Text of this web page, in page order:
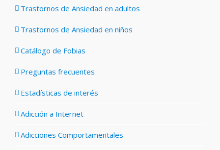
Trastornos de Ansiedad en adultos
Trastornos de Ansiedad en niños
Catálogo de Fobias
Preguntas frecuentes
Estadísticas de interés
Adicción a Internet
Adicciones Comportamentales